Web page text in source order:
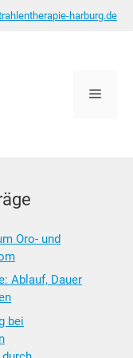
harburg.de
Menü
Oro- und
Ablauf, Dauer
bei